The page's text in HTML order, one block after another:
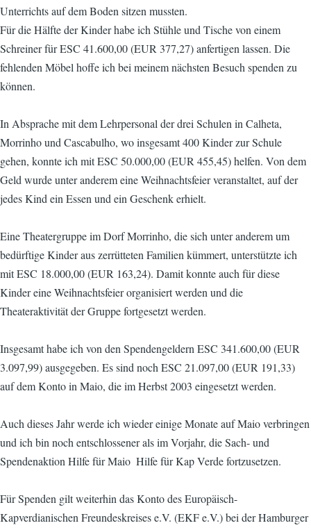
Unterrichts auf dem Boden sitzen mussten.
Für die Hälfte der Kinder habe ich Stühle und Tische von einem
Schreiner für ESC 41.600,00 (EUR 377,27) anfertigen lassen. Die
fehlenden Möbel hoffe ich bei meinem nächsten Besuch spenden zu
können.
In Absprache mit dem Lehrpersonal der drei Schulen in Calheta,
Morrinho und Cascabulho, wo insgesamt 400 Kinder zur Schule
gehen, konnte ich mit ESC 50.000,00 (EUR 455,45) helfen. Von dem
Geld wurde unter anderem eine Weihnachtsfeier veranstaltet, auf der
jedes Kind ein Essen und ein Geschenk erhielt.
Eine Theatergruppe im Dorf Morrinho, die sich unter anderem um
bedürftige Kinder aus zerrütteten Familien kümmert, unterstützte ich
mit ESC 18.000,00 (EUR 163,24). Damit konnte auch für diese
Kinder eine Weihnachtsfeier organisiert werden und die
Theateraktivität der Gruppe fortgesetzt werden.
Insgesamt habe ich von den Spendengeldern ESC 341.600,00 (EUR
3.097,99) ausgegeben. Es sind noch ESC 21.097,00 (EUR 191,33)
auf dem Konto in Maio, die im Herbst 2003 eingesetzt werden.
Auch dieses Jahr werde ich wieder einige Monate auf Maio verbringen
und ich bin noch entschlossener als im Vorjahr, die Sach- und
Spendenaktion Hilfe für Maio  Hilfe für Kap Verde fortzusetzen.
Für Spenden gilt weiterhin das Konto des Europäisch-
Kapverdianischen Freundeskreises e.V. (EKF e.V.) bei der Hamburger